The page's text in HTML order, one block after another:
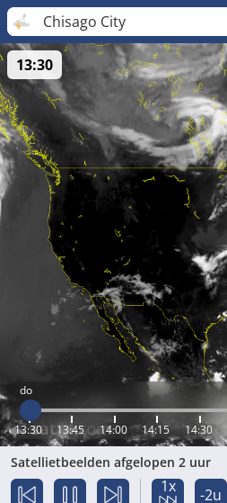
Chisago City
do
13:30 13:45 14:00 14:15 14:30
13:30
Satellietbeelden afgelopen 2 uur
1x -2u